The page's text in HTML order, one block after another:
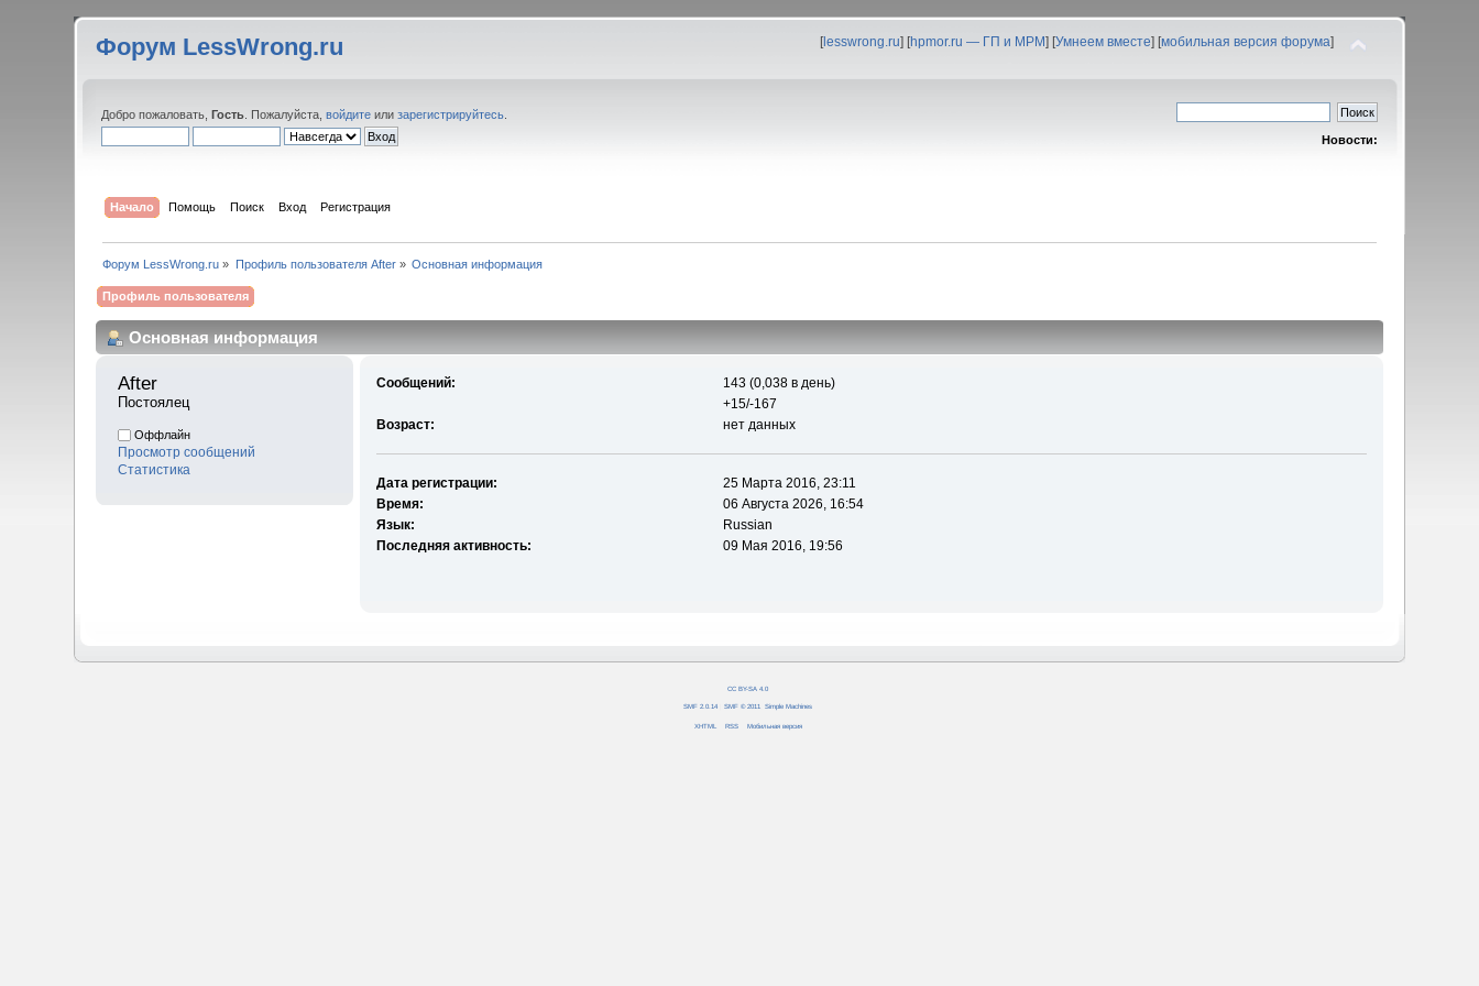
Форум LessWrong.ru [lesswrong.ru] [hpmor.ru — ГП и МРМ] [Умнеем вместе] [мобильная версия форума]
Добро пожаловать,Гость . Пожалуйста,войдите илизарегистрируйтесь
Новости:
Начало Помощь Поиск Вход Регистрация
Форум LessWrong.ru » Профиль пользователя After» Основная информация
Профиль пользователя
Основная информация
After
Постоялец
Оффлайн
Просмотр сообщений
Статистика
Сообщений:
143 (0,038 в день)
+15/-167
Возраст:
нет данных
Дата регистрации:
25 Марта 2016, 23:11
Время:
06 Августа 2026, 16:54
Язык:
Russian
Последняя активность:
09 Мая 2016, 19:56
CC BY-SA 4.0
SMF 2.0.14 SMF © 2011 Simple Machines
XHTML RSS Мобильная версия